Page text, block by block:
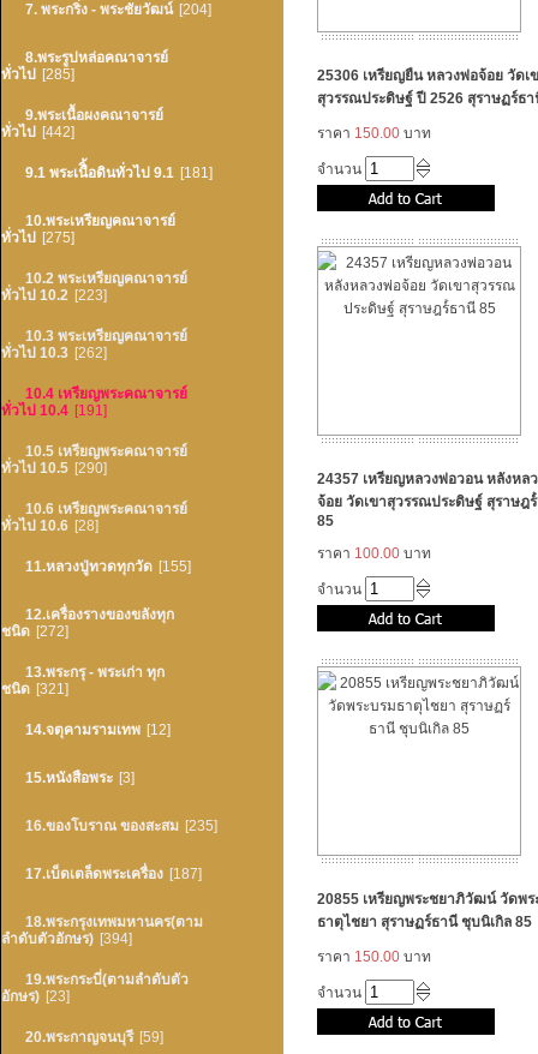
7. พระกริ่ง - พระชัยวัฒน์ [204]
8.พระรูปหล่อคณาจารย์
ทั่วไป
[285]
9.พระเนื้อผงคณาจารย์
ทั่วไป
[442]
9.1 พระเนืิ้อดินทั่วไป 9.1 [181]
10.พระเหรียญคณาจารย์
ทั่วไป
[275]
10.2 พระเหรียญคณาจารย์
ทั่วไป 10.2 [223]
10.3 พระเหรียญคณาจารย์
ทั่วไป 10.3 [262]
10.4 เหรียญพระคณาจารย์
ทั่วไป 10.4 [191]
10.5 เหรียญพระคณาจารย์
ทั่วไป 10.5 [290]
10.6 เหรียญพระคณาจารย์
ทั่วไป 10.6 [28]
11.หลวงปู่ทวดทุกวัด [155]
12.เครื่องรางของขลังทุก
ชนิด [272]
13.พระกรุ - พระเก่า ทุก
ชนิด [321]
14.จตุคามรามเทพ [12]
15.หนังสือพระ [3]
16.ของโบราณ ของสะสม [235]
17.เบ็ดเตล็ดพระเครื่อง [187]
18.พระกรุงเทพมหานคร(ตาม
ลำดับตัวอักษร) [394]
19.พระกระบี่(ตามลำดับตัว
อักษร) [23]
20.พระกาญจนบุรี [59]
25306 เหรียญยืน หลวงพ่อจ้อย วัดเ
สุวรรณประดิษฐ์ ปี 2526 สุราษฏร์ธา
ราคา 150.00 บาท
จำนวน
24357 เหรียญหลวงพ่อวอน หลังหล
จ้อย วัดเขาสุวรรณประดิษฐ์ สุราษฎ
85
ราคา 100.00 บาท
จำนวน
20855 เหรียญพระชยาภิวัฒน์ วัดพร
ธาตุไชยา สุราษฏร์ธานี ชุบนิเกิล 85
ราคา 150.00 บาท
จำนวน